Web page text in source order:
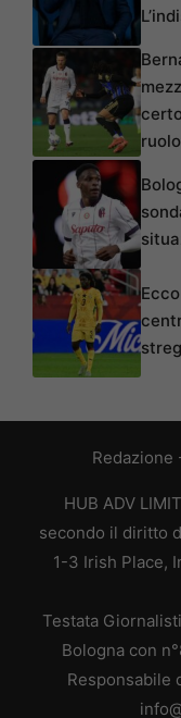
Redazione
HUB ADV
secondo il diritto
1-3 Irish Place,
Testata
Bologna con
Responsabile